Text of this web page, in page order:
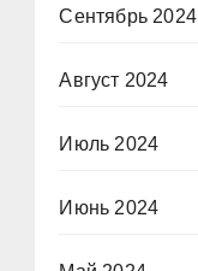
Сентябрь 2024
Август 2024
Июль 2024
Июнь 2024